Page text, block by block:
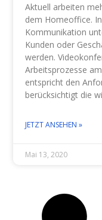
Aktuell arbeiten
dem Homeoffice.
Kommunikation
Kunden oder
werden.
Arbeitsprozesse
entspricht den
berücksichtigt die
JETZT ANSEHEN »
Mai 13, 2020